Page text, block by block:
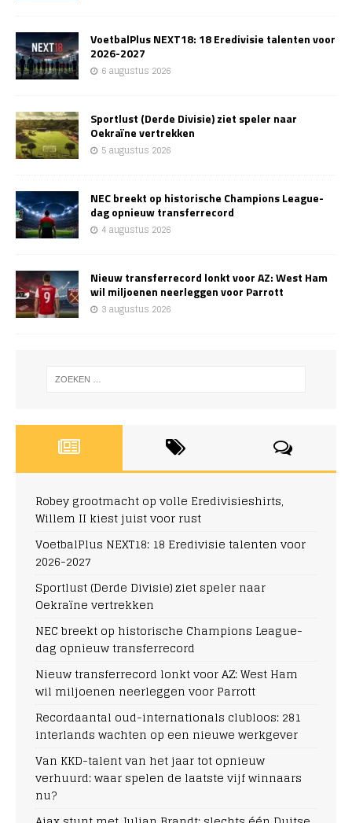
VoetbalPlus NEXT18: 18 Eredivisie talenten voor
2026-2027
6 augustus 2026
Sportlust (Derde Divisie) ziet speler naar
Oekraïne vertrekken
5 augustus 2026
NEC breekt op historische Champions League-
dag opnieuw transferrecord
4 augustus 2026
Nieuw transferrecord lonkt voor AZ: West Ham
wil miljoenen neerleggen voor Parrott
3 augustus 2026
Robey grootmacht op volle Eredivisieshirts,
Willem II kiest juist voor rust
VoetbalPlus NEXT18: 18 Eredivisie talenten voor
2026-2027
Sportlust (Derde Divisie) ziet speler naar
Oekraïne vertrekken
NEC breekt op historische Champions League-
dag opnieuw transferrecord
Nieuw transferrecord lonkt voor AZ: West Ham
wil miljoenen neerleggen voor Parrott
Recordaantal oud-internationals clubloos: 281
interlands wachten op een nieuwe werkgever
Van KKD-talent van het jaar tot opnieuw
verhuurd: waar spelen de laatste vijf winnaars
nu?